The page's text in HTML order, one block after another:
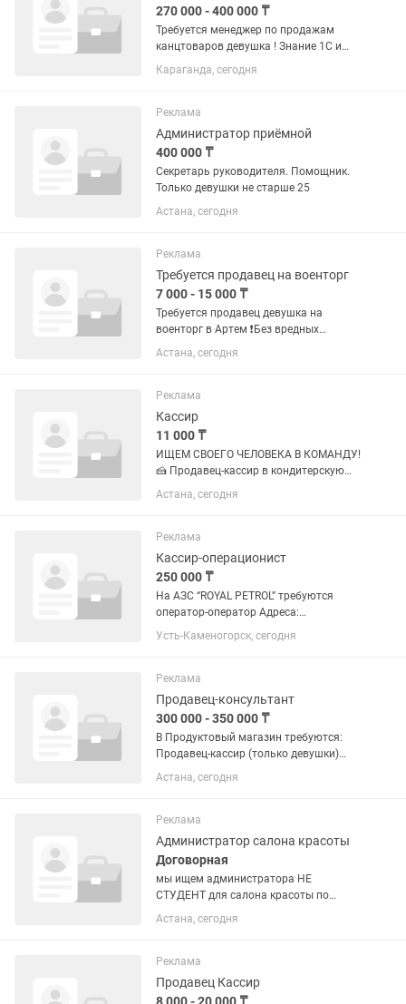
270 000 - 400 000 ₸
Требуется менеджер по продажам
канцтоваров девушка ! Знание 1С и
опыт работы по данной профессии
приветствуется.! До 40 лет!
Караганда, сегодня
Реклама
Администратор приёмной
400 000 ₸
Секретарь руководителя. Помощник.
Только девушки не старше 25
Астана, сегодня
Реклама
Требуется продавец на военторг
7 000 - 15 000 ₸
Требуется продавец девушка на
военторг в Артем ❗️Без вредных
привычек ❗️шустрая и быстрая ❗️
пунктуальная Медлительных и
Возраст 23 до 40 лет Владение двух
языков...
Астана, сегодня
Реклама
Кассир
11 000 ₸
ИЩЕМ СВОЕГО ЧЕЛОВЕКА В КОМАНДУ!
🍰 Продавец-кассир в кондитерскую
Любишь сладкое, общение и живую
атмосферу? Тогда тебе к нам 👀 Ты нам
девушки) Пунктуальная и...
Астана, сегодня
Реклама
Кассир-операционист
250 000 ₸
На АЗС “ROYAL PETROL” требуются
оператор-оператор Адреса:
•Назарбаева 88 (ГАИ) •Назарбаева
131/1 (Электротовары) •Логвина 5/2а
Усть-Каменогорск, сегодня
Реклама
Продавец-консультант
300 000 - 350 000 ₸
В Продуктовый магазин требуются:
Продавец-кассир (только девушки)
Возраст(21-30) Оператор со знанием
(Умаг)Зарплата: от . и выше График
21:00 Условия: - Оплата...
Астана, сегодня
Реклама
Администратор салона красоты
Договорная
мы ищем администратора НЕ
СТУДЕНТ для салона красоты по
адресу ул. КУЛТЕГИН . прошу сразу
звонить по номеру тел , писать
организованные способности,...
Астана, сегодня
Реклама
Продавец Кассир